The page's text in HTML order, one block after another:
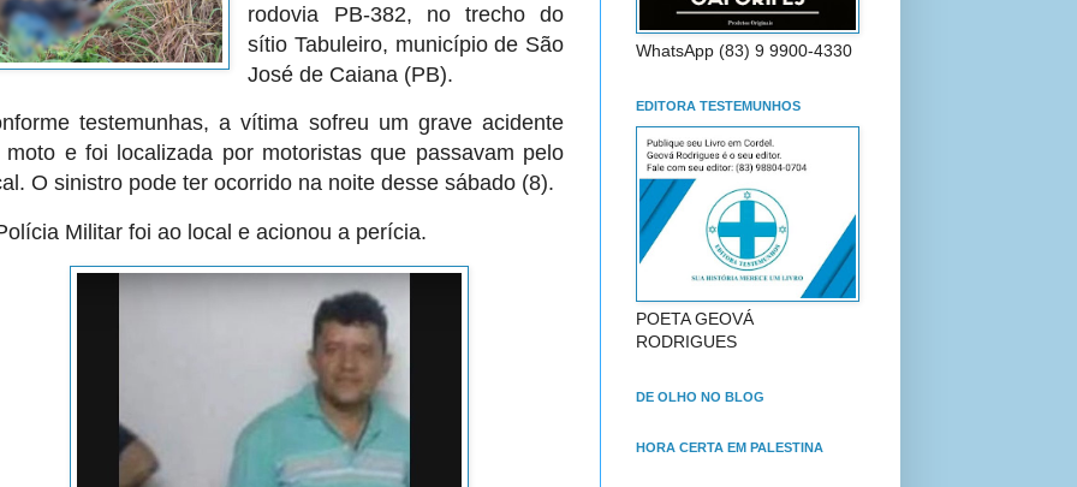
rodovia PB-382, no trecho do
sítio Tabuleiro, município de São
José de Caiana (PB).
testemunhas, a vítima sofreu um grave acidente
moto e foi localizada por motoristas que passavam pelo
O sinistro pode ter ocorrido na noite desse sábado (8).
Militar foi ao local e acionou a perícia.
WhatsApp (83) 9 9900-4330
EDITORA TESTEMUNHOS
POETA GEOVÁ
RODRIGUES
DE OLHO NO BLOG
HORA CERTA EM PALESTINA